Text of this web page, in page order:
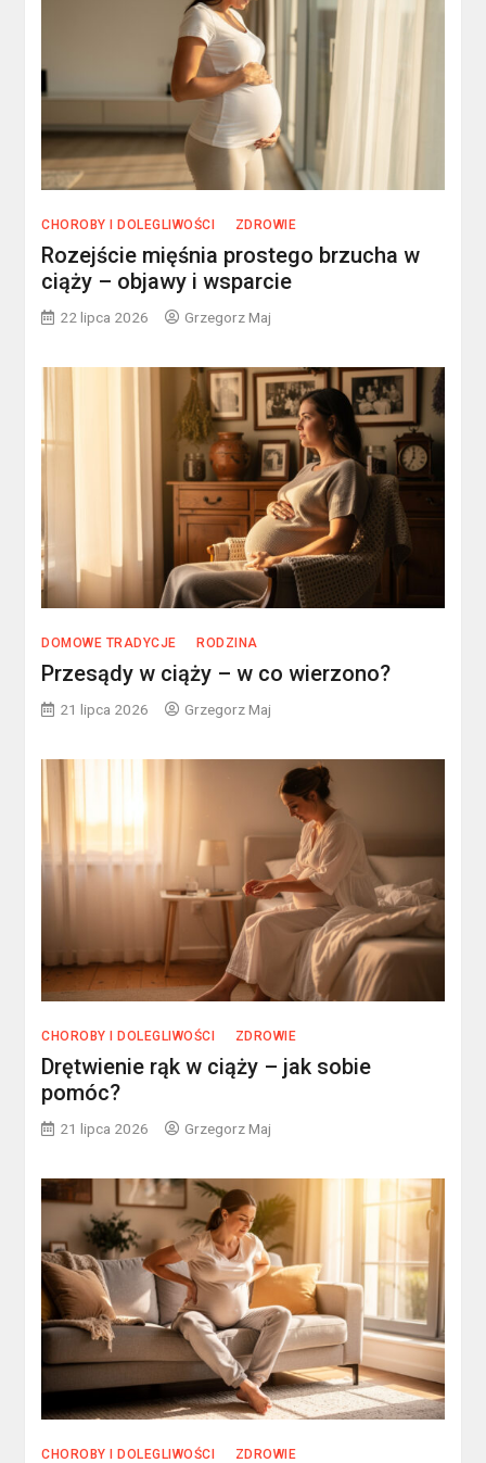
CHOROBY I DOLEGLIWOŚCI ZDROWIE
Rozejście mięśnia prostego brzucha w
ciąży – objawy i wsparcie
22 lipca 2026 Grzegorz Maj
DOMOWE TRADYCJE RODZINA
Przesądy w ciąży – w co wierzono?
21 lipca 2026 Grzegorz Maj
CHOROBY I DOLEGLIWOŚCI ZDROWIE
Drętwienie rąk w ciąży – jak sobie
pomóc?
21 lipca 2026 Grzegorz Maj
CHOROBY I DOLEGLIWOŚCI ZDROWIE